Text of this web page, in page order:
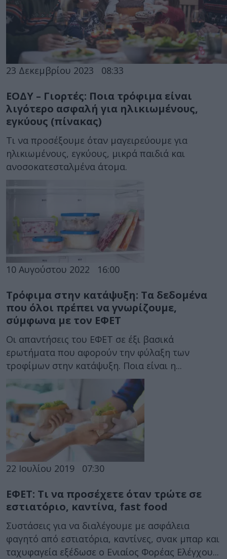
23 Δεκεμβρίου 2023 08:33
ΕΟΔΥ – Γιορτές: Ποια τρόφιμα είναι
λιγότερο ασφαλή για ηλικιωμένους,
εγκύους (πίνακας)
Τι να προσέξουμε όταν μαγειρεύουμε για
ηλικιωμένους, εγκύους, μικρά παιδιά και
ανοσοκατεσταλμένα άτομα.
10 Αυγούστου 2022 16:00
Τρόφιμα στην κατάψυξη: Τα δεδομένα
που όλοι πρέπει να γνωρίζουμε,
σύμφωνα με τον ΕΦΕΤ
Οι απαντήσεις του ΕΦΕΤ σε έξι βασικά
ερωτήματα που αφορούν την φύλαξη των
τροφίμων στην κατάψυξη. Ποια είναι η...
22 Ιουλίου 2019 07:30
ΕΦΕΤ: Τι να προσέχετε όταν τρώτε σε
εστιατόριο, καντίνα, fast food
Συστάσεις για να διαλέγουμε με ασφάλεια
φαγητό από εστιατόρια, καντίνες, σνακ μπαρ και
ταχυφαγεία εξέδωσε ο Ενιαίος Φορέας Ελέγχου...